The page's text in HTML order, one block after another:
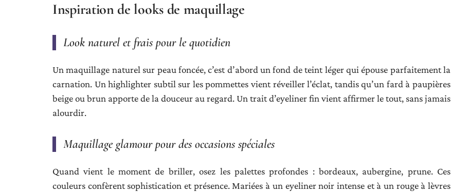
Inspiration de looks de maquillage
Look naturel et frais pour le quotidien
Un maquillage naturel sur peau foncée, c’est d’abord un fond de teint léger qui épouse parfaitement la
carnation. Un highlighter subtil sur les pommettes vient réveiller l’éclat, tandis qu’un fard à paupières
beige ou brun apporte de la douceur au regard. Un trait d’eyeliner fin vient affirmer le tout, sans jamais
alourdir.
Maquillage glamour pour des occasions spéciales
Quand vient le moment de briller, osez les palettes profondes : bordeaux, aubergine, prune. Ces
couleurs confèrent sophistication et présence. Mariées à un eyeliner noir intense et à un rouge à lèvres